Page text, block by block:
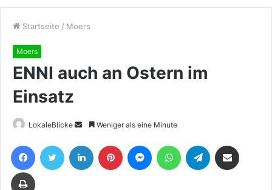
Startseite / Moers
Moers
ENNI auch an Ostern im
Einsatz
LokaleBlicke
Sende
eine
E-
Weniger als eine Minute
FacebookTwitter LinkedIn Pinterest MessengerWhatsAppTelegram
Drucken